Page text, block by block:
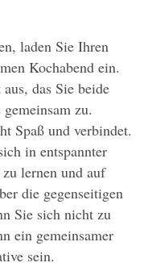
laden Sie Ihren
Kochabend ein.
das Sie beide
zu.
Spaß und verbindet.
in entspannter
lernen und auf
die gegenseitigen
Sie sich nicht zu
ein gemeinsamer
sein.